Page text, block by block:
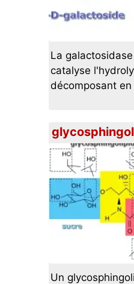
La
catalyse
décomposant
Un